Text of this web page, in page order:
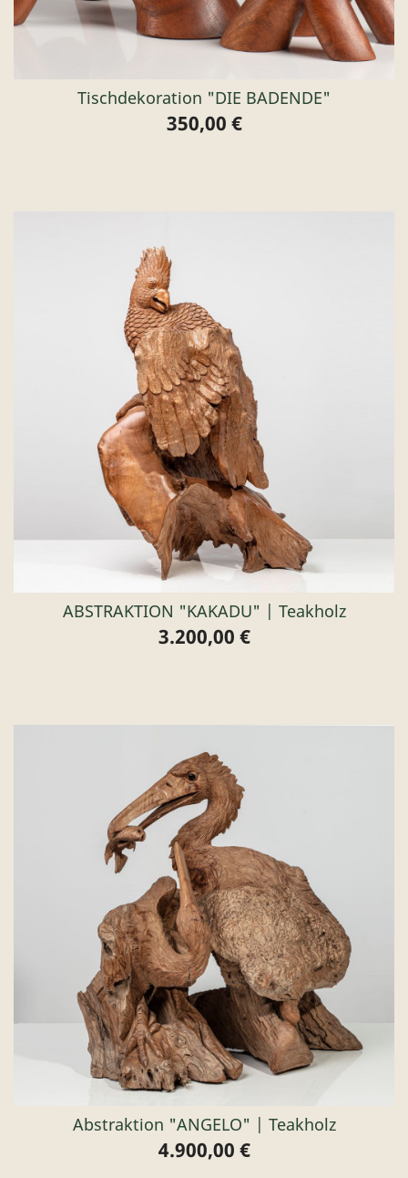
Tischdekoration "DIE BADENDE"
Preis
350,00 €
ABSTRAKTION "KAKADU" | Teakholz
Preis
3.200,00 €
Abstraktion "ANGELO" | Teakholz
Preis
4.900,00 €